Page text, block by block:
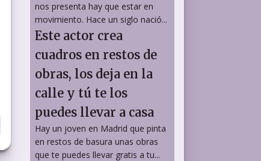
nos presenta hay que estar en
movimiento. Hace un siglo nació...
Este actor crea
cuadros en restos de
obras, los deja en la
calle y tú te los
puedes llevar a casa
Hay un joven en Madrid que pinta
en restos de basura unas obras
que te puedes llevar gratis a tu...